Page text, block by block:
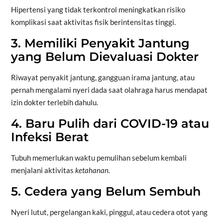
Hipertensi yang tidak terkontrol meningkatkan risiko
komplikasi saat aktivitas fisik berintensitas tinggi.
3. Memiliki Penyakit Jantung
yang Belum Dievaluasi Dokter
Riwayat penyakit jantung, gangguan irama jantung, atau
pernah mengalami nyeri dada saat olahraga harus mendapat
izin dokter terlebih dahulu.
4. Baru Pulih dari COVID-19 atau
Infeksi Berat
Tubuh memerlukan waktu pemulihan sebelum kembali
menjalani aktivitas ketahanan.
5. Cedera yang Belum Sembuh
Nyeri lutut, pergelangan kaki, pinggul, atau cedera otot yang